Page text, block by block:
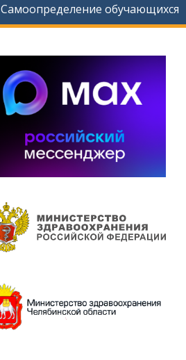
Самоопределение обучающихся